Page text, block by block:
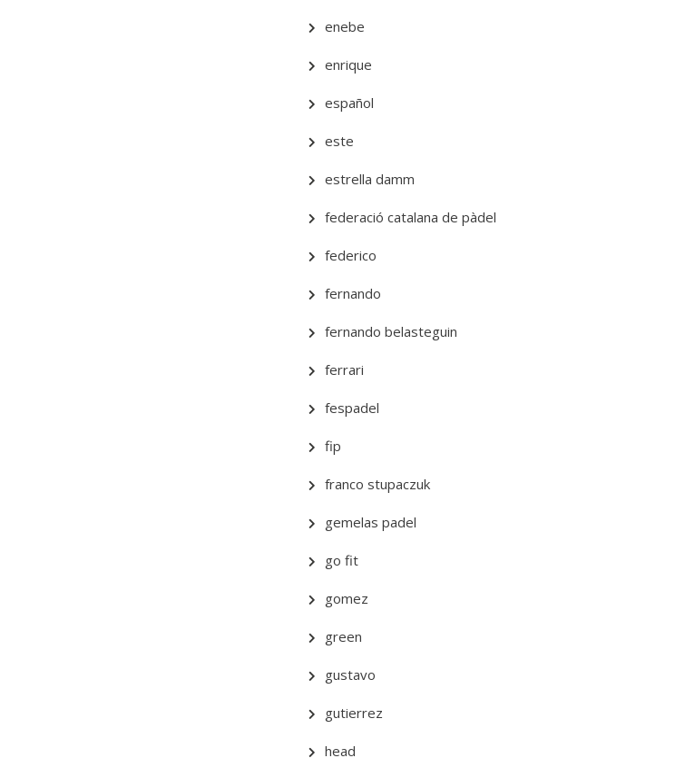
enebe
enrique
español
este
estrella damm
federació catalana de pàdel
federico
fernando
fernando belasteguin
ferrari
fespadel
fip
franco stupaczuk
gemelas padel
go fit
gomez
green
gustavo
gutierrez
head